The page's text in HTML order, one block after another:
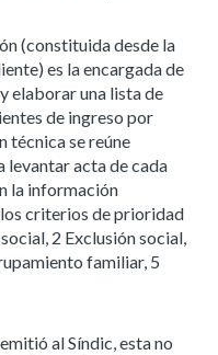
(constituida desde la
es la encargada de
elaborar una lista de
de ingreso por
técnica se reúne
levantar acta de cada
la información
criterios de prioridad
2 Exclusión social,
familiar, 5
al Síndic, esta no